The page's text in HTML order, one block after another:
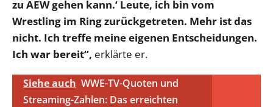
zu AEW gehen kann.‘ Leute, ich bin vom
Wrestling im Ring zurückgetreten. Mehr ist das
nicht. Ich treffe meine eigenen Entscheidungen.
Ich war bereit“, erklärte er.
Siehe auch WWE-TV-Quoten und
Streaming-Zahlen: Das erreichten